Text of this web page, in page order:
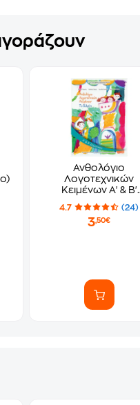
Ανθολόγιο
Λογοτεχνικών
Κειμένων Α' & Β'
Δημοτικού Τεύχος Α
0020
4.7 (24)
3,50€